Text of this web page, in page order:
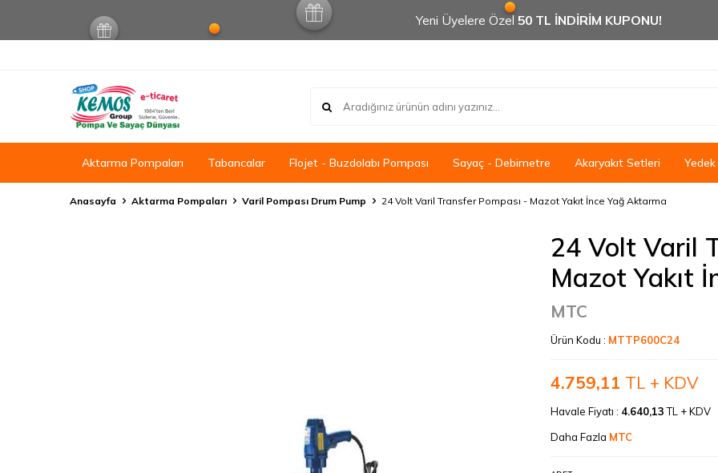
Yeni Üyelere Özel 50 TL İNDİRİM KUPONU!
Aktarma Pompaları Tabancalar Flojet - Buzdolabı Pompası Sayaç - Debimetre Akaryakıt Setleri
Anasayfa Aktarma Pompaları Varil Pompası Drum Pump 24 Volt Varil Transfer Pompası - Mazot Yakıt İnce Yağ Aktarma
24 Volt Varil
Mazot Yakıt
MTC
Ürün Kodu : MTTP600C24
4.759,11 TL + KDV
Havale Fiyatı : 4.640,13TL + KDV
Daha Fazla MTC